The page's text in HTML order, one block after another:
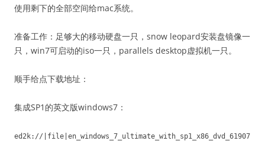
使用剩下的全部空间给mac系统。
准备工作：足够大的移动硬盘一只，snow leopard安装盘镜像一
只，win7可启动的iso一只，parallels desktop虚拟机一只。
顺手给点下载地址：
集成SP1的英文版windows7：
ed2k://|file|en_windows_7_ultimate_with_sp1_x86_dvd_61907